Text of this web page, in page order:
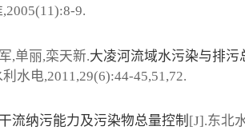
9.
,单丽,栾天新.大凌河流域水污染与排污
水电,2011,29(6):44-45,51,72.
流纳污能力及污染物总量控制 [J].东北